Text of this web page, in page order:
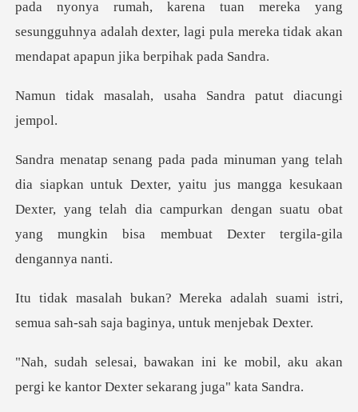
a rumah, karena tuan mereka yang
sesungguhnya adalah dexter, lagi
h, usaha Sandra pa
ter, yaitu jus mangga kesukaan
Dexter, yang telah dia campurkan dengan s
alah suami istri,
semua sah-sah sa
e mobil, aku akan
pergi ke kantor